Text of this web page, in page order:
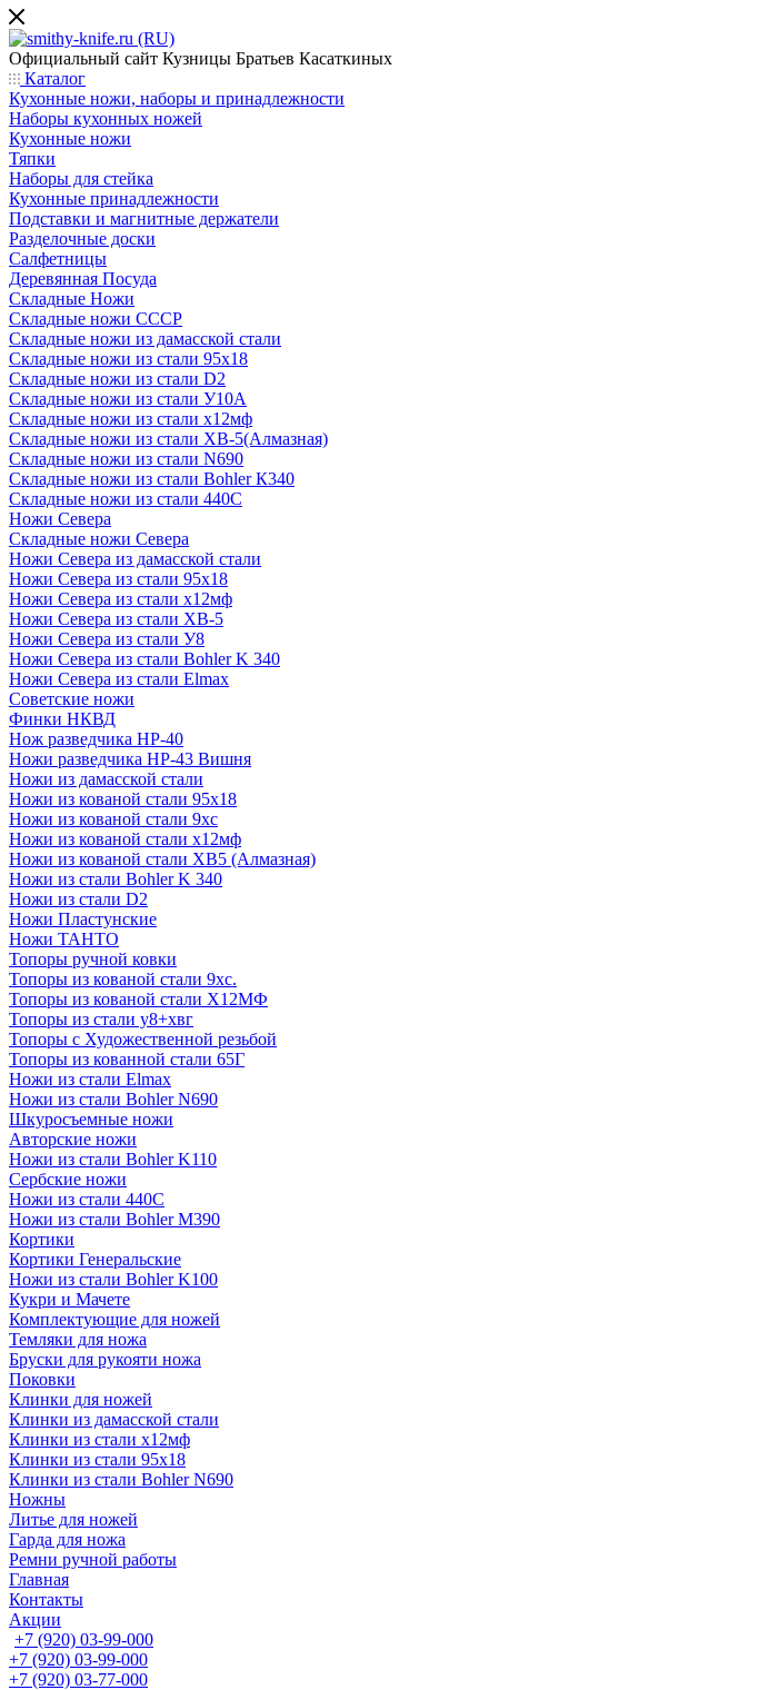
Официальный сайт Кузницы Братьев Касаткиных
Каталог
Кухонные ножи, наборы и принадлежности
Наборы кухонных ножей
Кухонные ножи
Тяпки
Наборы для стейка
Кухонные принадлежности
Подставки и магнитные держатели
Разделочные доски
Салфетницы
Деревянная Посуда
Складные Ножи
Cкладные ножи СССР
Складные ножи из дамасской стали
Складные ножи из стали 95х18
Складные ножи из стали D2
Складные ножи из стали У10А
Складные ножи из стали х12мф
Складные ножи из стали ХВ-5(Алмазная)
Складные ножи из стали N690
Складные ножи из стали Bohler К340
Складные ножи из стали 440С
Ножи Севера
Складные ножи Севера
Ножи Севера из дамасской стали
Ножи Севера из стали 95х18
Ножи Севера из стали х12мф
Ножи Севера из стали ХВ-5
Ножи Севера из стали У8
Ножи Севера из стали Bohler K 340
Ножи Севера из стали Elmax
Советские ножи
Финки НКВД
Нож разведчика НР-40
Ножи разведчика НР-43 Вишня
Ножи из дамасской стали
Ножи из кованой стали 95х18
Ножи из кованой стали 9хс
Ножи из кованой стали х12мф
Ножи из кованой стали ХВ5 (Алмазная)
Ножи из стали Bohler K 340
Ножи из стали D2
Ножи Пластунские
Ножи ТАНТО
Топоры ручной ковки
Топоры из кованой стали 9хс.
Топоры из кованой стали Х12МФ
Топоры из стали у8+хвг
Топоры с Художественной резьбой
Топоры из кованной стали 65Г
Ножи из стали Elmax
Ножи из стали Bohler N690
Шкуросъемные ножи
Авторские ножи
Ножи из стали Bohler K110
Сербские ножи
Ножи из стали 440С
Ножи из стали Bohler M390
Кортики
Кортики Генеральские
Ножи из стали Bohler K100
Кукри и Мачете
Комплектующие для ножей
Темляки для ножа
Бруски для рукояти ножа
Поковки
Клинки для ножей
Клинки из дамасской стали
Клинки из стали х12мф
Клинки из стали 95х18
Клинки из стали Bohler N690
Ножны
Литье для ножей
Гарда для ножа
Ремни ручной работы
Главная
Контакты
Акции
+7 (920) 03-99-000
+7 (920) 03-99-000
+7 (920) 03-77-000